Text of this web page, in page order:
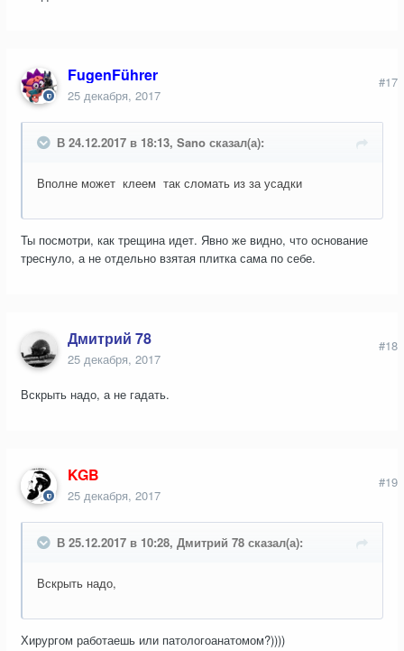
FugenFührer
25 декабря, 2017
#17
В 24.12.2017 в 18:13, Sano сказал(а):
Вполне может клеем так сломать из за усадки
Ты посмотри, как трещина идет. Явно же видно, что основание
треснуло, а не отдельно взятая плитка сама по себе.
Дмитрий 78
25 декабря, 2017
#18
Вскрыть надо, а не гадать.
KGB
25 декабря, 2017
#19
В 25.12.2017 в 10:28, Дмитрий 78 сказал(а):
Вскрыть надо,
Хирургом работаешь или патологоанатомом?))))